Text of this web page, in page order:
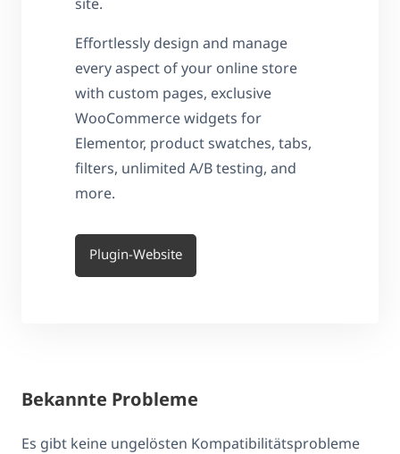
Effortlessly design and manage
every aspect of your online store
with custom pages, exclusive
WooCommerce widgets for
Elementor, product swatches, tabs,
filters, unlimited A/B testing, and
more.
Plugin-Website
Bekannte Probleme
Es gibt keine ungelösten Kompatibilitätsprobleme